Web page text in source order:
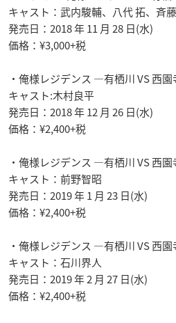
キャスト：武内駿輔、八代 拓、斉
発売日：2018 年 11 月 28 日(水)
価格：¥3,000+税
・俺様レジデンス —有栖川 VS 西
キャスト:木村良平
発売日：2018 年 12 月 26 日(水)
価格：¥2,400+税
・俺様レジデンス —有栖川 VS 西
キャスト：前野智昭
発売日：2019 年 1 月 23 日(水)
価格：¥2,400+税
・俺様レジデンス —有栖川 VS 西
キャスト：石川界人
発売日：2019 年 2 月 27 日(水)
価格：¥2,400+税